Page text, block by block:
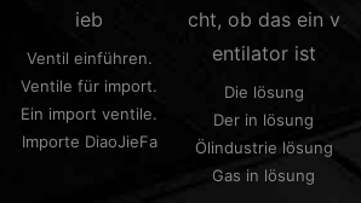
ieb
Ventil einführen.
Ventile für import.
Ein import ventile.
Importe DiaoJieFa
cht, ob das ein v
entilator ist
Die lösung
Der in lösung
Ölindustrie lösung
Gas in lösung